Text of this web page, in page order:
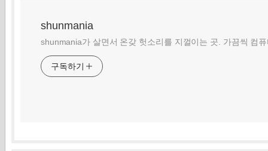
shunmania
shunmania가 살면서 온갖 헛소리를 지껄이는 곳. 가끔씩 컴
구독하기